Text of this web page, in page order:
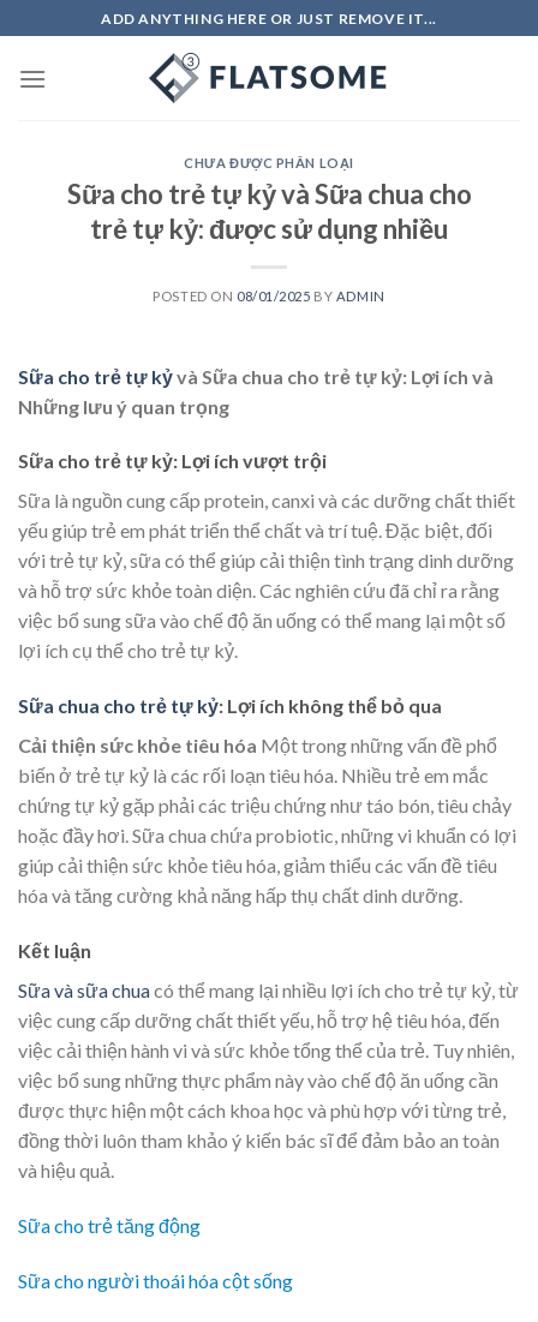
to
content
ADD ANYTHING HERE OR JUST REMOVE IT...
CHƯA ĐƯỢC PHÂN LOẠI
Sữa cho trẻ tự kỷ và Sữa chua cho
trẻ tự kỷ: được sử dụng nhiều
POSTED ON 08/01/2025 BY ADMIN
Sữa cho trẻ tự kỷvà Sữa chua cho trẻ tự kỷ: Lợi ích và
Những lưu ý quan trọng
Sữa cho trẻ tự kỷ: Lợi ích vượt trội
Sữa là nguồn cung cấp protein, canxi và các dưỡng chất thiết
yếu giúp trẻ em phát triển thể chất và trí tuệ. Đặc biệt, đối
với trẻ tự kỷ, sữa có thể giúp cải thiện tình trạng dinh dưỡng
và hỗ trợ sức khỏe toàn diện. Các nghiên cứu đã chỉ ra rằng
việc bổ sung sữa vào chế độ ăn uống có thể mang lại một số
lợi ích cụ thể cho trẻ tự kỷ.
Sữa chua cho trẻ tự kỷ: Lợi ích không thể bỏ qua
Cải thiện sức khỏe tiêu hóa Một trong những vấn đề phổ
biến ở trẻ tự kỷ là các rối loạn tiêu hóa. Nhiều trẻ em mắc
chứng tự kỷ gặp phải các triệu chứng như táo bón, tiêu chảy
hoặc đầy hơi. Sữa chua chứa probiotic, những vi khuẩn có lợi
giúp cải thiện sức khỏe tiêu hóa, giảm thiểu các vấn đề tiêu
hóa và tăng cường khả năng hấp thụ chất dinh dưỡng.
Kết luận
Sữa và sữa chuacó thể mang lại nhiều lợi ích cho trẻ tự kỷ, từ
việc cung cấp dưỡng chất thiết yếu, hỗ trợ hệ tiêu hóa, đến
việc cải thiện hành vi và sức khỏe tổng thể của trẻ. Tuy nhiên,
việc bổ sung những thực phẩm này vào chế độ ăn uống cần
được thực hiện một cách khoa học và phù hợp với từng trẻ,
đồng thời luôn tham khảo ý kiến bác sĩ để đảm bảo an toàn
và hiệu quả.
Sữa cho trẻ tăng động
Sữa cho người thoái hóa cột sống